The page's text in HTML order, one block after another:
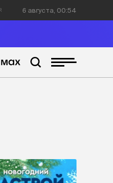
6 августа, 00:54